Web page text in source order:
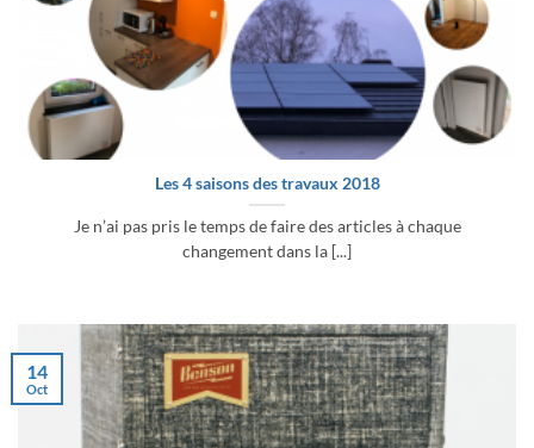
Les 4 saisons des travaux 2018
Je n’ai pas pris le temps de faire des articles à chaque
changement dans la [...]
14
Oct